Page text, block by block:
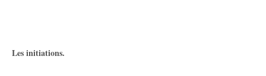
Les initiations.